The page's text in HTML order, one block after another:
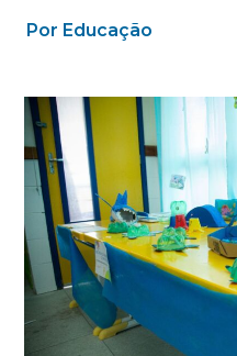
Por Educação